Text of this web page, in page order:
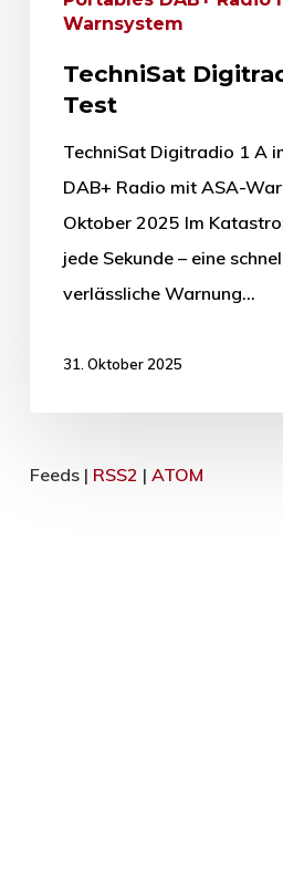
Warnsystem
TechniSat
Test
TechniSat Digitradio 1 A
DAB+ Radio mit ASA-
Oktober 2025 Im
jede Sekunde – eine
verlässliche Warnung…
31. Oktober 2025
Feeds | RSS2 | ATOM